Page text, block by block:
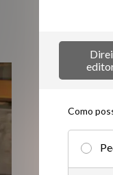
Imagens
Imagens
Vídeos
Vídeos
Como